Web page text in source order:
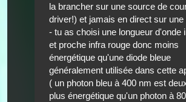
la brancher sur une source de
driver!) et jamais en direct sur une
- tu as choisi une longueur d'onde
et proche infra rouge donc moins
énergétique qu'une diode bleue
généralement utilisée dans cette
( un photon bleu à 400 nm est
plus énergétique qu'un photon à